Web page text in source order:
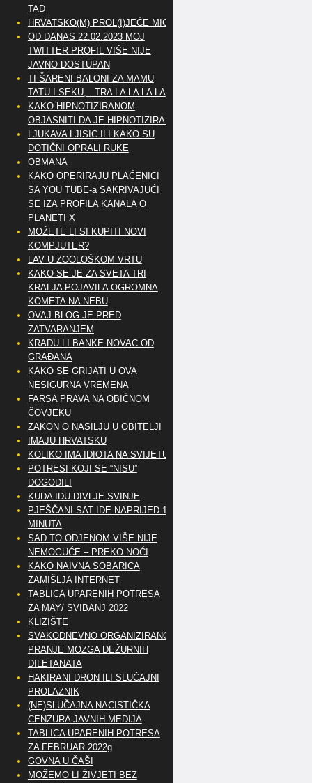
TAD
HRVATSKO(M) PROL(I)JEĆE MIG
OD DANAS 22.02.2023 MOJ
TWITTER PROFIL VIŠE NIJE
JAVNO DOSTUPAN
TI ŠARENI BALONI ZA MAMU
TATU I SEKU,.. TRA LA LA LA LA
KAKO HIPNOTIZIRANOM
OBJASNITI DA JE HIPNOTIZIRAN
LJUKAVA LJISIC ILI KAKO SU
DOTIČNI OPRALI RUKE
OBMANA
KAKO OPERIRAJU PLAĆENICI
SA YOU TUBE-a SAKRIVAJUĆI
SE IZA PROFILA KANALA O
PLANETI X
MOŽETE LI SI KUPITI NOVI
KOMPJUTER?
LAV U ZOOLOŠKOM VRTU
KAKO SE JE ZA SVETA TRI
KRALJA POJAVILA OGROMNA
KOMETA NA NEBU
OVAJ BLOG JE PRED
ZATVARANJEM
KRADU LI BANKE NOVAC OD
GRAĐANA
KAKO SE GRIJATI U OVA
NESIGURNA VREMENA
FARSA PRAVA NA OBIČNOM
ČOVJEKU
ZAKON O NASILJU U OBITELJI
IMAJU HRVATSKU
KOLIKO IMA IDIOTA NA SVIJETU?
POTRESI KOJI SE “NISU”
DOGODILI
KUDA IDU DIVLJE SVINJE
PJEŠČANI SAT IDE NAPRIJED 10
MINUTA
SAD TO ODJENOM VIŠE NIJE
NEMOGUĆE – PREKO NOĆI
KAKO NAIVNA SOBARICA
ZAMIŠLJA INTERNET
TABLICA UPARENIH POTRESA
ZA MAY/ SVIBANJ 2022
KLIZIŠTE
SVAKODNEVNO ORGANIZIRANO
PRANJE MOZGA DEŽURNIH
DILETANATA
HAKIRANI DRON ILI SLUČAJNI
PROLAZNIK
(NE)SLUČAJNA NACISTIČKA
CENZURA JAVNIH MEDIJA
TABLICA UPARENIH POTRESA
ZA FEBRUAR 2022g
GOVNA U ČAŠI
MOŽEMO LI ŽIVJETI BEZ